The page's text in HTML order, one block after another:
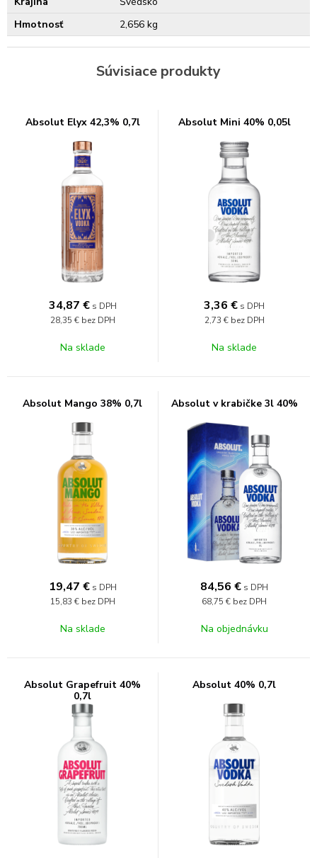
Hmotnosť
2,656 kg
Súvisiace produkty
Absolut Elyx 42,3% 0,7l
34,87 € s DPH
28,35 € bez DPH
Na sklade
Absolut Mini 40% 0,05l
3,36 € s DPH
2,73 € bez DPH
Na sklade
Absolut Mango 38% 0,7l
19,47 € s DPH
15,83 € bez DPH
Na sklade
Absolut v krabičke 3l 40%
84,56 € s DPH
68,75 € bez DPH
Na objednávku
Absolut Grapefruit 40%
0,7l
Absolut 40% 0,7l